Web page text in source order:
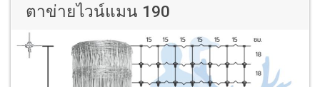
ตาข่ายไวน์แมน 190